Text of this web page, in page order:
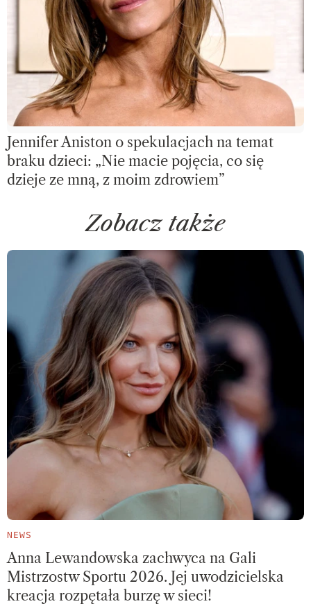
Jennifer Aniston o spekulacjach na temat
braku dzieci: „Nie macie pojęcia, co się
dzieje ze mną, z moim zdrowiem”
Zobacz także
NEWS
Anna Lewandowska zachwyca na Gali
Mistrzostw Sportu 2026. Jej uwodzicielska
kreacja rozpętała burzę w sieci!